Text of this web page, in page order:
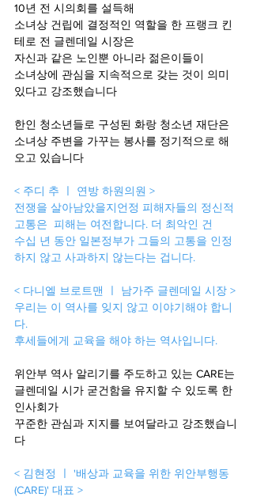
10년 전 시의회를 설득해
소녀상 건립에 결정적인 역할을 한 프랭크 킨
테로 전 글렌데일 시장은
자신과 같은 노인뿐 아니라 젊은이들이
소녀상에 관심을 지속적으로 갖는 것이 의미
있다고 강조했습니다
한인 청소년들로 구성된 화랑 청소년 재단은
소녀상 주변을 가꾸는 봉사를 정기적으로 해
오고 있습니다
< 주디 추 ㅣ 연방 하원의원 >
전쟁을 살아남았을지언정 피해자들의 정신적
고통은  피해는 여전합니다. 더 최악인 건
수십 년 동안 일본정부가 그들의 고통을 인정
하지 않고 사과하지 않는다는 겁니다.
< 다니엘 브로트맨 ㅣ 남가주 글렌데일 시장 >
우리는 이 역사를 잊지 않고 이야기해야 합니
다.
후세들에게 교육을 해야 하는 역사입니다.
위안부 역사 알리기를 주도하고 있는 CARE는
글렌데일 시가 굳건함을 유지할 수 있도록 한
인사회가
꾸준한 관심과 지지를 보여달라고 강조했습니
다
< 김현정 ㅣ '배상과 교육을 위한 위안부행동
(CARE)' 대표 >